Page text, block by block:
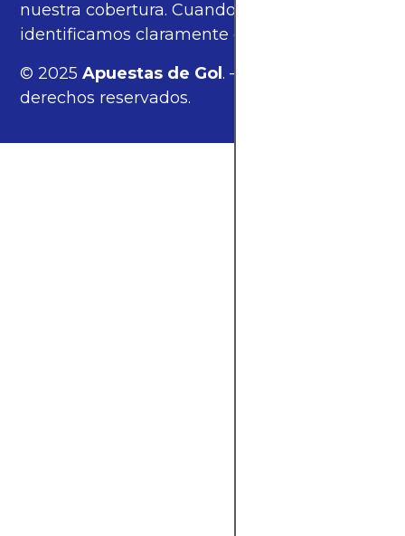
nuestra cobertura. Cuando corresponde,
identificamos claramente estos enlaces.
© 2025Apuestas de Gol. — Todos los
derechos reservados.